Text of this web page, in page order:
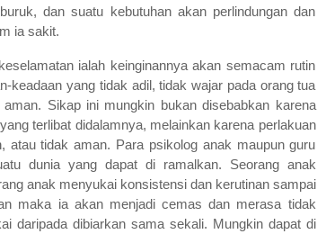
dan suatu kebutuhan akan perlindungan dan
ia sakit.
ialah keinginannya akan semacam rutin
keadaan yang tidak adil, tidak wajar pada orang tua
Sikap ini mungkin bukan disebabkan karena
terlibat didalamnya, melainkan karena perlakuan
atau tidak aman. Para psikolog anak maupun guru
dunia yang dapat di ramalkan. Seorang anak
anak menyukai konsistensi dan kerutinan sampai
maka ia akan menjadi cemas dan merasa tidak
daripada dibiarkan sama sekali. Mungkin dapat di